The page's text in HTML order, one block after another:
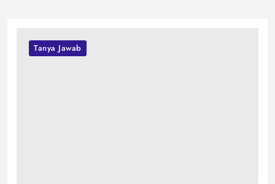
Tanya Jawab